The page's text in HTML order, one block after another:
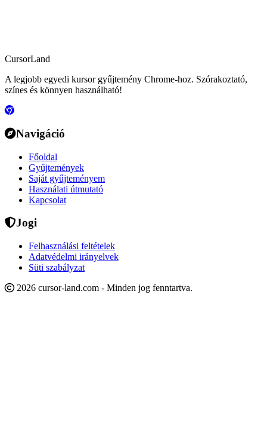
CursorLand
A legjobb egyedi kursor gyűjtemény Chrome-hoz. Szórakoztató,
színes és könnyen használható!
Navigáció
Főoldal
Gyűjtemények
Saját gyűjteményem
Használati útmutató
Kapcsolat
Jogi
Felhasználási feltételek
Adatvédelmi irányelvek
Süti szabályzat
2026 cursor-land.com - Minden jog fenntartva.